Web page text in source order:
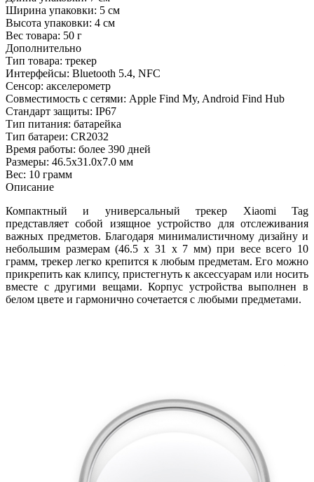
Ширина упаковки: 5 см
Высота упаковки: 4 см
Вес товара: 50 г
Дополнительно
Тип товара: трекер
Интерфейсы: Bluetooth 5.4, NFC
Сенсор: акселерометр
Совместимость с сетями: Apple Find My, Android Find Hub
Стандарт защиты: IP67
Тип питания: батарейка
Тип батареи: CR2032
Время работы: более 390 дней
Размеры: 46.5x31.0x7.0 мм
Вес: 10 грамм
Описание
Компактный и универсальный трекер Xiaomi Tag
представляет собой изящное устройство для отслеживания
важных предметов. Благодаря минималистичному дизайну и
небольшим размерам (46.5 х 31 х 7 мм) при весе всего 10
грамм, трекер легко крепится к любым предметам. Его можно
прикрепить как клипсу, пристегнуть к аксессуарам или носить
вместе с другими вещами. Корпус устройства выполнен в
белом цвете и гармонично сочетается с любыми предметами.